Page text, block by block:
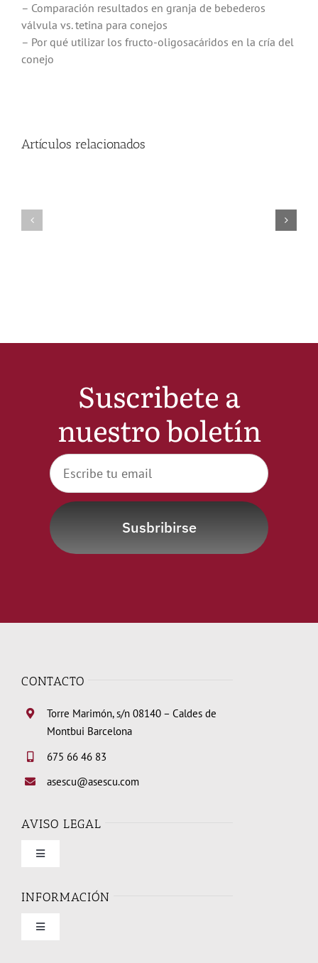
– Comparación resultados en granja de bebederos
válvula vs. tetina para conejos
– Por qué utilizar los fructo-oligosacáridos en la cría del
conejo
Artículos relacionados
Suscribete a
nuestro boletín
Susbribirse
CONTACTO
Torre Marimón, s/n 08140 – Caldes de
Montbui Barcelona
675 66 46 83
asescu@asescu.com
AVISO LEGAL
Toggle
Condiciones de uso
INFORMACIÓN
Toggle